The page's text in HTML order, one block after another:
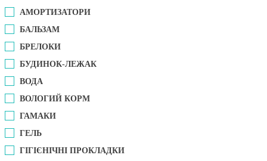
АМОРТИЗАТОРИ
БАЛЬЗАМ
БРЕЛОКИ
БУДИНОК-ЛЕЖАК
ВОДА
ВОЛОГИЙ КОРМ
ГАМАКИ
ГЕЛЬ
ГІГІЄНІЧНІ ПРОКЛАДКИ